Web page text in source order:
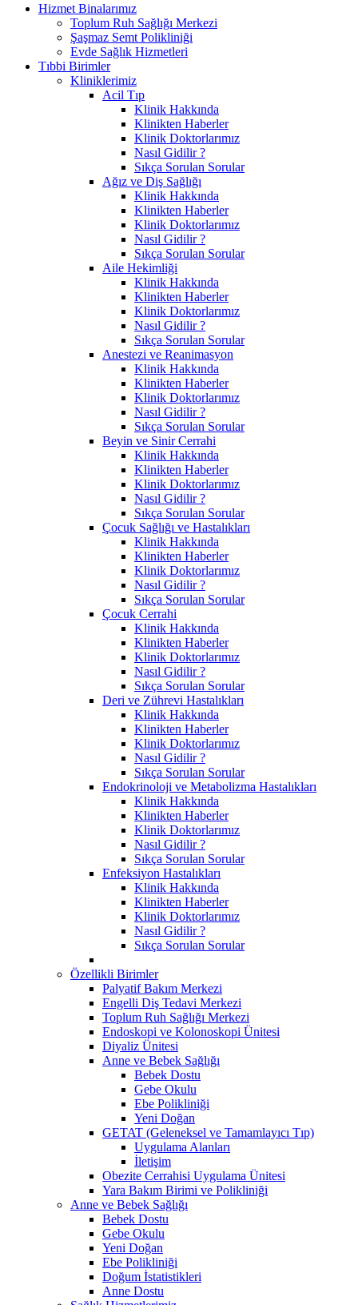
Hizmet Binalarımız
Toplum Ruh Sağlığı Merkezi
Şaşmaz Semt Polikliniği
Evde Sağlık Hizmetleri
Tıbbi Birimler
Kliniklerimiz
Acil Tıp
Klinik Hakkında
Klinikten Haberler
Klinik Doktorlarımız
Nasıl Gidilir ?
Sıkça Sorulan Sorular
Ağız ve Diş Sağlığı
Klinik Hakkında
Klinikten Haberler
Klinik Doktorlarımız
Nasıl Gidilir ?
Sıkça Sorulan Sorular
Aile Hekimliği
Klinik Hakkında
Klinikten Haberler
Klinik Doktorlarımız
Nasıl Gidilir ?
Sıkça Sorulan Sorular
Anestezi ve Reanimasyon
Klinik Hakkında
Klinikten Haberler
Klinik Doktorlarımız
Nasıl Gidilir ?
Sıkça Sorulan Sorular
Beyin ve Sinir Cerrahi
Klinik Hakkında
Klinikten Haberler
Klinik Doktorlarımız
Nasıl Gidilir ?
Sıkça Sorulan Sorular
Çocuk Sağlığı ve Hastalıkları
Klinik Hakkında
Klinikten Haberler
Klinik Doktorlarımız
Nasıl Gidilir ?
Sıkça Sorulan Sorular
Çocuk Cerrahi
Klinik Hakkında
Klinikten Haberler
Klinik Doktorlarımız
Nasıl Gidilir ?
Sıkça Sorulan Sorular
Deri ve Zührevi Hastalıkları
Klinik Hakkında
Klinikten Haberler
Klinik Doktorlarımız
Nasıl Gidilir ?
Sıkça Sorulan Sorular
Endokrinoloji ve Metabolizma Hastalıkları
Klinik Hakkında
Klinikten Haberler
Klinik Doktorlarımız
Nasıl Gidilir ?
Sıkça Sorulan Sorular
Enfeksiyon Hastalıkları
Klinik Hakkında
Klinikten Haberler
Klinik Doktorlarımız
Nasıl Gidilir ?
Sıkça Sorulan Sorular
Özellikli Birimler
Palyatif Bakım Merkezi
Engelli Diş Tedavi Merkezi
Toplum Ruh Sağlığı Merkezi
Endoskopi ve Kolonoskopi Ünitesi
Diyaliz Ünitesi
Anne ve Bebek Sağlığı
Bebek Dostu
Gebe Okulu
Ebe Polikliniği
Yeni Doğan
GETAT (Geleneksel ve Tamamlayıcı Tıp)
Uygulama Alanları
İletişim
Obezite Cerrahisi Uygulama Ünitesi
Yara Bakım Birimi ve Polikliniği
Anne ve Bebek Sağlığı
Bebek Dostu
Gebe Okulu
Yeni Doğan
Ebe Polikliniği
Doğum İstatistikleri
Anne Dostu